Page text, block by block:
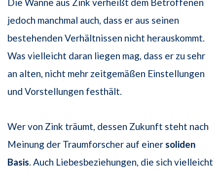
Die Wanne aus Zink verheißt dem Betroffenen
jedoch manchmal auch, dass er aus seinen
bestehenden Verhältnissen nicht herauskommt.
Was vielleicht daran liegen mag, dass er zu sehr
an alten, nicht mehr zeitgemäßen Einstellungen
und Vorstellungen festhält.
Wer von Zink träumt, dessen Zukunft steht nach
Meinung der Traumforscher auf einersoliden
Basis. Auch Liebesbeziehungen, die sich vielleicht